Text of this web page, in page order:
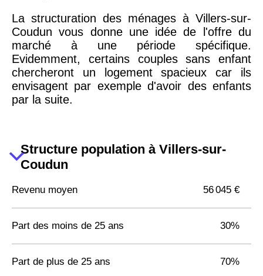
La structuration des ménages à Villers-sur-
Coudun vous donne une idée de l'offre du
marché à une période spécifique.
Evidemment, certains couples sans enfant
chercheront un logement spacieux car ils
envisagent par exemple d'avoir des enfants
par la suite.
Structure population à Villers-sur-
Coudun
Revenu moyen 56 045 €
Part des moins de 25 ans 30%
Part de plus de 25 ans 70%